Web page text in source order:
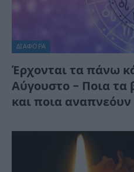
ΔΙΆΦΟΡΑ
Έρχονται τα πάνω
Αύγουστο – Ποια τα
και ποια αναπνεόυν